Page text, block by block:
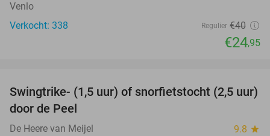
Venlo
Verkocht: 338
Regulier €40
€24,95
30%
Swingtrike- (1,5 uur) of snorfietstocht (2,5 uur)
door de Peel
De Heere van Meijel 9.8 star